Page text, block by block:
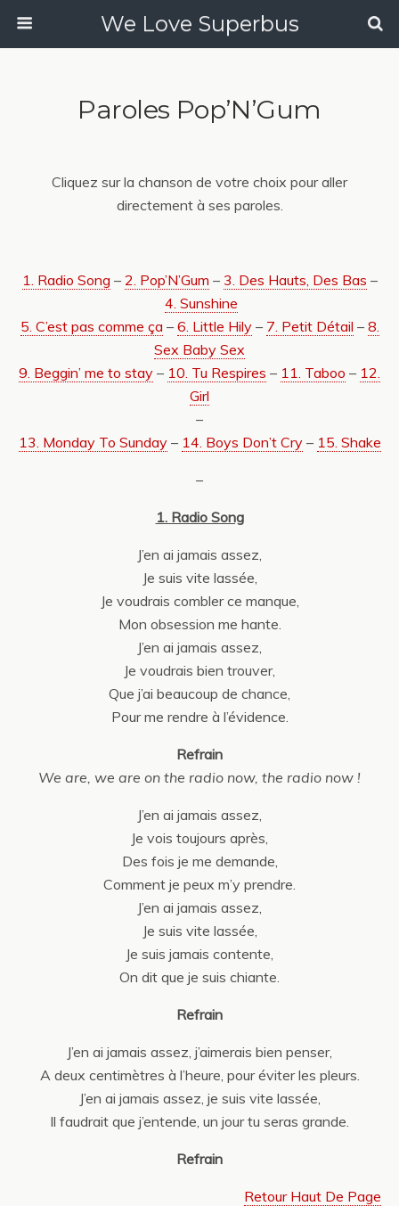
We Love Superbus
Paroles Pop’N’Gum
Cliquez sur la chanson de votre choix pour aller
directement à ses paroles.
1. Radio Song – 2. Pop’N’Gum – 3. Des Hauts, Des Bas –
4. Sunshine
5. C’est pas comme ça – 6. Little Hily– 7. Petit Détail – 8.
Sex Baby Sex
9. Beggin’ me to stay – 10. Tu Respires – 11. Taboo – 12.
Girl
–
13. Monday To Sunday– 14. Boys Don’t Cry– 15. Shake
–
1. Radio Song
J’en ai jamais assez,
Je suis vite lassée,
Je voudrais combler ce manque,
Mon obsession me hante.
J’en ai jamais assez,
Je voudrais bien trouver,
Que j’ai beaucoup de chance,
Pour me rendre à l’évidence.
Refrain
We are, we are on the radio now, the radio now !
J’en ai jamais assez,
Je vois toujours après,
Des fois je me demande,
Comment je peux m’y prendre.
J’en ai jamais assez,
Je suis vite lassée,
Je suis jamais contente,
On dit que je suis chiante.
Refrain
J’en ai jamais assez, j’aimerais bien penser,
A deux centimètres à l’heure, pour éviter les pleurs.
J’en ai jamais assez, je suis vite lassée,
Il faudrait que j’entende, un jour tu seras grande.
Refrain
Retour Haut De Page